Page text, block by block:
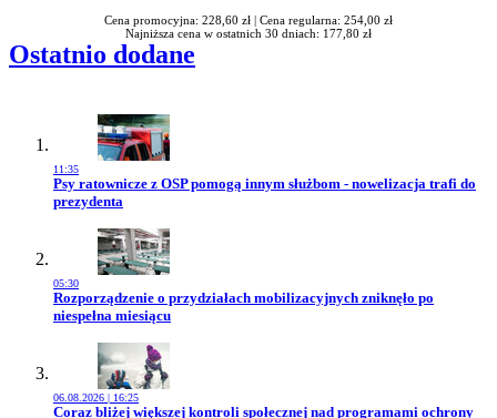
Cena promocyjna: 228,60 zł | Cena regularna: 254,00 zł
Najniższa cena w ostatnich 30 dniach: 177,80 zł
Ostatnio dodane
11:35
Przejdź do artykułu:
Psy ratownicze z OSP pomogą innym służbom - nowelizacja trafi do
prezydenta
05:30
Przejdź do artykułu:
Rozporządzenie o przydziałach mobilizacyjnych zniknęło po
niespełna miesiącu
06.08.2026 | 16:25
Przejdź do artykułu:
Coraz bliżej większej kontroli społecznej nad programami ochrony